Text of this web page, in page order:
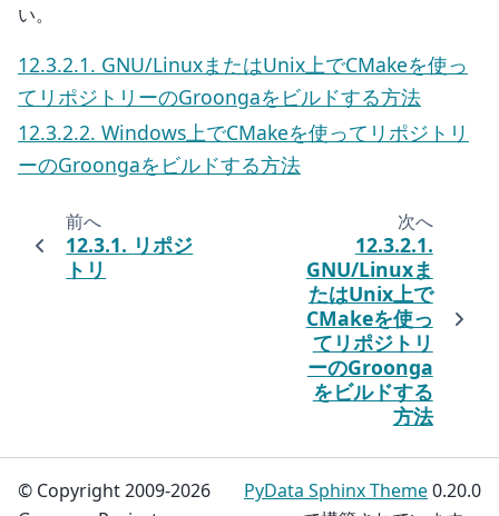
い。
12.3.2.1. GNU/LinuxまたはUnix上でCMakeを使っ
てリポジトリーのGroongaをビルドする方法
12.3.2.2. Windows上でCMakeを使ってリポジトリ
ーのGroongaをビルドする方法
前へ
12.3.1. リポジ
トリ
次へ
12.3.2.1.
GNU/Linuxま
たはUnix上で
CMakeを使っ
てリポジトリ
ーのGroonga
をビルドする
方法
© Copyright 2009-2026
PyData Sphinx Theme0.20.0